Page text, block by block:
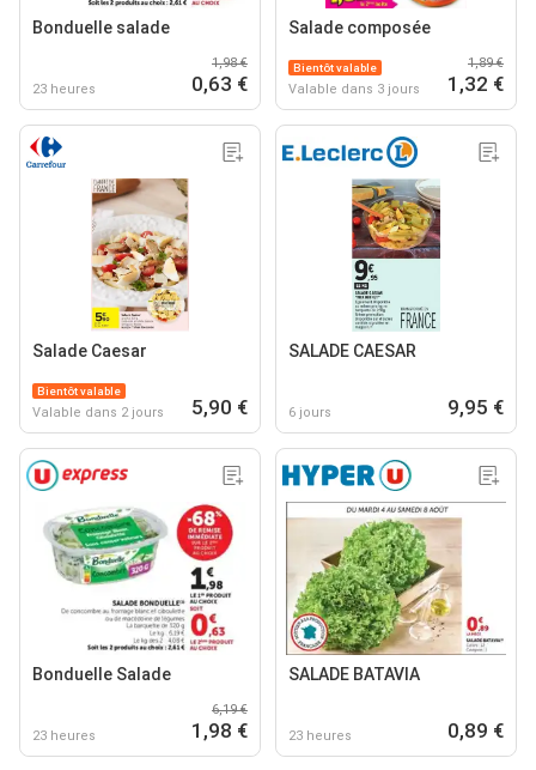
Bonduelle salade
23 heures
1,98 €
0,63 €
Salade composée
Bientôt valable
Valable dans 3 jours
1,89 €
1,32 €
Salade Caesar
Bientôt valable
Valable dans 2 jours 5,90 €
SALADE CAESAR
6 jours 9,95 €
Bonduelle Salade
23 heures
6,19 €
1,98 €
SALADE BATAVIA
23 heures 0,89 €